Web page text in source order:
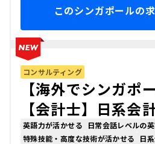
このシンガポールの
コンサルティング
【海外でシンガポ
【会計士】日系会
英語力が活かせる
日常会話レベルの
特殊技能・高度な技術が活かせる
日